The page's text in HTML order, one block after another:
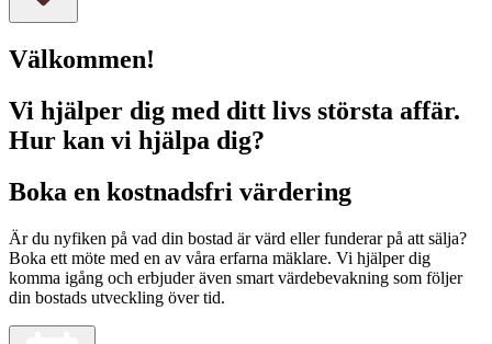
Välkommen!
Vi hjälper dig med ditt livs största affär.
Hur kan vi hjälpa dig?
Boka en kostnadsfri värdering
Är du nyfiken på vad din bostad är värd eller funderar på att sälja?
Boka ett möte med en av våra erfarna mäklare. Vi hjälper dig
komma igång och erbjuder även smart värdebevakning som följer
din bostads utveckling över tid.